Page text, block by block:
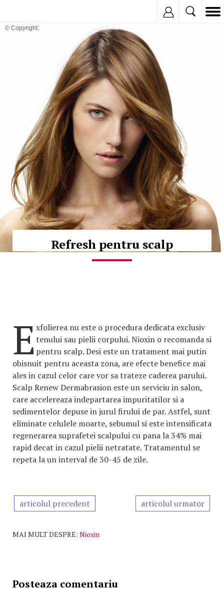
© Copyright:
Refresh pentru scalp
E xfolierea nu este o procedura dedicata exclusiv
tenului sau pielii corpului. Nioxin o recomanda si
pentru scalp. Desi este un tratament mai putin
obisnuit pentru aceasta zona, are efecte benefice mai
ales in cazul celor care vor sa trateze caderea parului.
Scalp Renew Dermabrasion este un serviciu in salon,
care accelereaza indepartarea impuritatilor si a
sedimentelor depuse in jurul firului de par. Astfel, sunt
eliminate celulele moarte, sebumul si este intensificata
regenerarea suprafetei scalpului cu pana la 34% mai
rapid decat in cazul pielii netratate. Tratamentul se
repeta la un interval de 30-45 de zile.
articolul precedent articolul urmator
MAI MULT DESPRE: Nioxin
Posteaza comentariu